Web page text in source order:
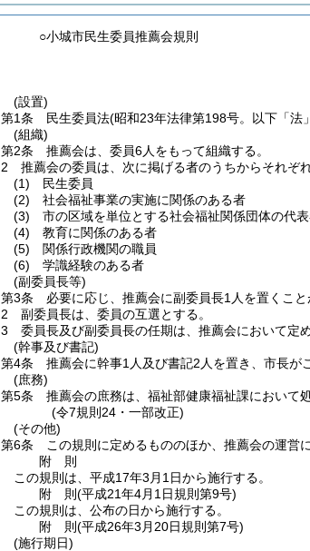
○小城市民生委員推薦会規則
(設置)
第1条
民生委員法(昭和23年法律第198号。以下「法
(組織)
第2条
推薦会は、委員6人をもって組織する。
2
推薦会の委員は、次に掲げる者のうちからそれぞ
(1)
民生委員
(2)
社会福祉事業の実施に関係のある者
(3)
市の区域を単位とする社会福祉関係団体の代
(4)
教育に関係のある者
(5)
関係行政機関の職員
(6)
学識経験のある者
(副委員長等)
第3条
必要に応じ、推薦会に副委員長1人を置くこと
2
副委員長は、委員の互選とする。
3
委員長及び副委員長の任期は、推薦会において定め
(幹事及び書記)
第4条
推薦会に幹事1人及び書記2人を置き、市長が
(庶務)
第5条
推薦会の庶務は、福祉部健康福祉課において処
(令7規則24・一部改正)
(その他)
第6条
この規則に定めるもののほか、推薦会の運営
附 則
この規則は、平成17年3月1日から施行する。
附 則(平成21年4月1日規則第9号)
この規則は、公布の日から施行する。
附 則(平成26年3月20日規則第7号)
(施行期日)